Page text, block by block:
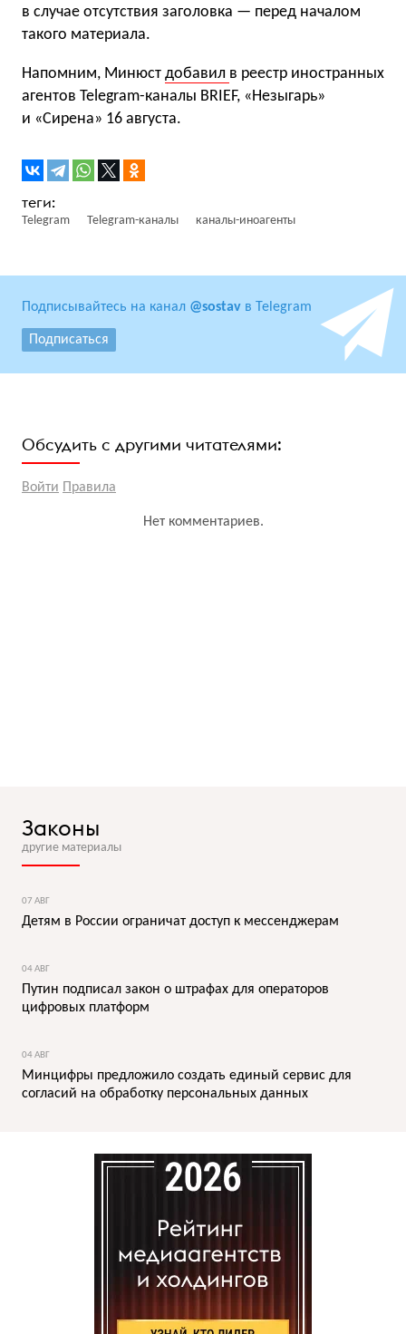
в случае отсутствия заголовка — перед началом
такого материала.
Напомним, Минюст добавил в реестр иностранных
агентов Telegram-каналы BRIEF, «Незыгарь»
и «Сирена» 16 августа.
Telegram Telegram-каналы каналы-иноагенты
Подписывайтесь на канал @sostav в Telegram
Подписаться
Обсудить с другими читателями:
Войти Правила
Нет комментариев.
Законы
другие материалы
07 АВГ
Детям в России ограничат доступ к мессенджерам
04 АВГ
Путин подписал закон о штрафах для операторов
цифровых платформ
04 АВГ
Минцифры предложило создать единый сервис для
согласий на обработку персональных данных